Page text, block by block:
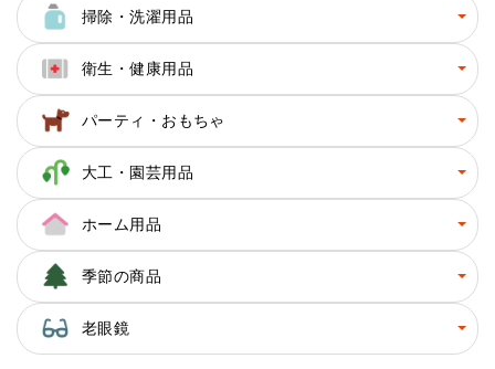
掃除・洗濯用品
衛生・健康用品
パーティ・おもちゃ
大工・園芸用品
ホーム用品
季節の商品
老眼鏡